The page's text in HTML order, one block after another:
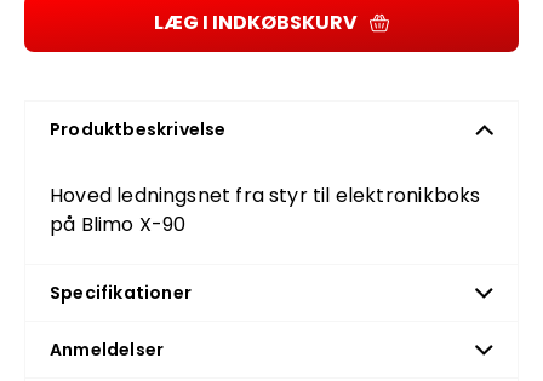
LÆG I INDKØBSKURV
Produktbeskrivelse
Hoved ledningsnet fra styr til elektronikboks
på Blimo X-90
Specifikationer
Anmeldelser